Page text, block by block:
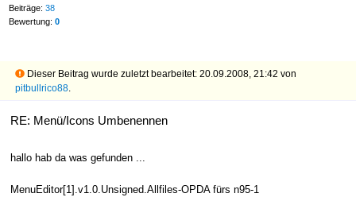
Beiträge: 38
Bewertung: 0
Dieser Beitrag wurde zuletzt bearbeitet: 20.09.2008, 21:42 von
pitbullrico88
RE: Menü/Icons Umbenennen
hallo hab da was gefunden ...
MenuEditor[1].v1.0.Unsigned.Allfiles-OPDA fürs n95-1